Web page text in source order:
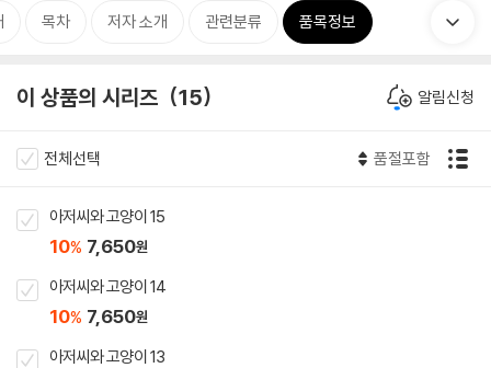
목차 저자 소개 관련분류 품목정보
이 상품의 시리즈 15 알림신청
전체선택 품절포함
아저씨와 고양이 15
10% 7,650원
아저씨와 고양이 14
10% 7,650원
아저씨와 고양이 13